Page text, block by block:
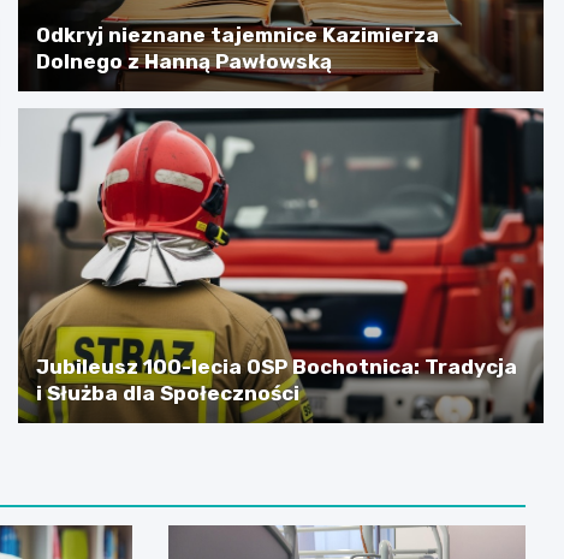
Odkryj nieznane tajemnice Kazimierza
Dolnego z Hanną Pawłowską
Jubileusz 100-lecia OSP Bochotnica: Tradycja
i Służba dla Społeczności